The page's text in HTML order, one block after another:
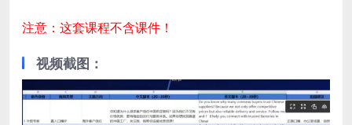
注意：这套课程不含课件！
视频截图：